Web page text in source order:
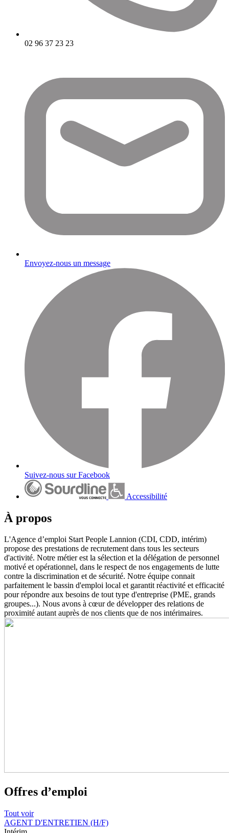
02 96 37 23 23
Envoyez-nous un message
Suivez-nous sur Facebook
Accessibilité
À propos
L'Agence d’emploi Start People Lannion (CDI, CDD, intérim)
propose des prestations de recrutement dans tous les secteurs
d'activité. Notre métier est la sélection et la délégation de personnel
motivé et opérationnel, dans le respect de nos engagements de lutte
contre la discrimination et de sécurité. Notre équipe connait
parfaitement le bassin d'emploi local et garantit réactivité et efficacité
pour répondre aux besoins de tout type d'entreprise (PME, grands
groupes...). Nous avons à cœur de développer des relations de
proximité autant auprès de nos clients que de nos intérimaires.
Offres d’emploi
Tout voir
AGENT D'ENTRETIEN (H/F)